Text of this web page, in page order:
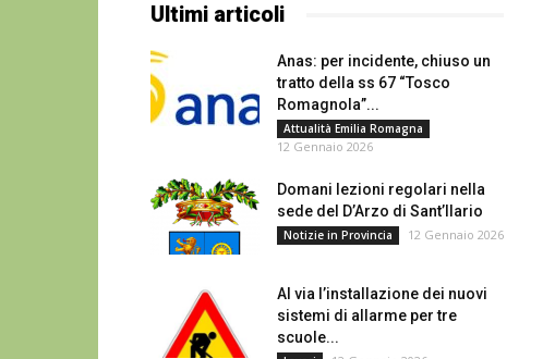
Ultimi articoli
Anas: per incidente, chiuso un
tratto della ss 67 “Tosco
Romagnola”...
Attualità Emilia Romagna
12 Gennaio 2026
Domani lezioni regolari nella
sede del D’Arzo di Sant’Ilario
Notizie in Provincia 12 Gennaio 2026
Al via l’installazione dei nuovi
sistemi di allarme per tre
scuole...